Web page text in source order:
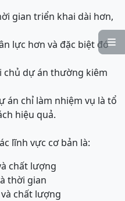

gian triển khai dài hơn,
lực hơn và đặc biệt đó
chủ dự án thường kiêm
án chỉ làm nhiệm vụ là tổ
hiệu quả.
lĩnh vực cơ bản là:
chất lượng
thời gian
chất lượng